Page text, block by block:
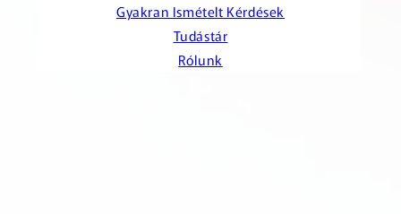
Gyakran Ismételt Kérdések
Tudástár
Rólunk